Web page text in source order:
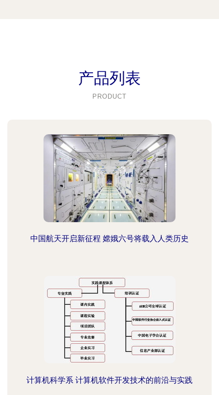
产品列表
PRODUCT
中国航天开启新征程 嫦娥六号将载入人类历史
计算机科学系 计算机软件开发技术的前沿与实践